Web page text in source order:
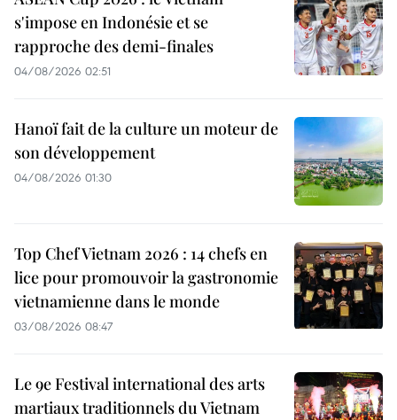
s'impose en Indonésie et se
rapproche des demi-finales
04/08/2026 02:51
Hanoï fait de la culture un moteur de
son développement
04/08/2026 01:30
Top Chef Vietnam 2026 : 14 chefs en
lice pour promouvoir la gastronomie
vietnamienne dans le monde
03/08/2026 08:47
Le 9e Festival international des arts
martiaux traditionnels du Vietnam